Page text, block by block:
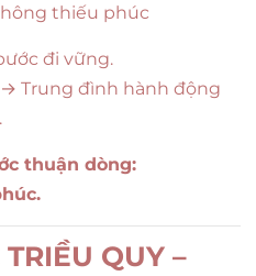
thiếu phúc
đi vững.
Trung đình hành động
thuận dòng:
QUY –